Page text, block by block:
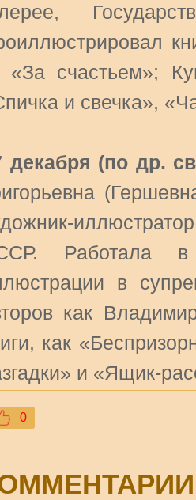
«За счастьем»;
и свечка»,
декабря (по др.
Работала в
в
как
как
и «Ящик-
0